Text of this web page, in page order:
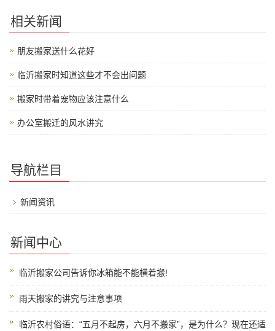
相关新闻
朋友搬家送什么花好
临沂搬家时知道这些才不会出问题
搬家时带着宠物应该注意什么
办公室搬迁的风水讲究
导航栏目
新闻资讯
新闻中心
临沂搬家公司告诉你冰箱能不能横着搬!
雨天搬家的讲究与注意事项
临沂农村俗语：“五月不起房，六月不搬家”，是为什么？现在还适